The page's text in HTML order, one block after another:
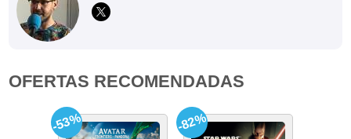
OFERTAS RECOMENDADAS
-53% -82%